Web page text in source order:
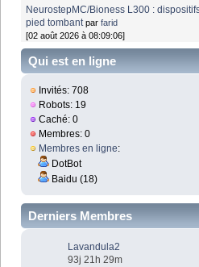
NeurostepMC/Bioness L300 :
pied tombant parfarid
[02 août 2026 à 08:09:06]
Qui est en ligne
Invités: 708
Robots: 19
Caché: 0
Membres: 0
Membres en ligne:
DotBot
Baidu (18)
Derniers Membres
Lavandula2
93j 21h 29m